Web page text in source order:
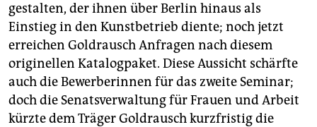
gestalten, der ihnen über Berlin hinaus als
Einstieg in den Kunstbetrieb diente; noch jetzt
erreichen Goldrausch Anfragen nach diesem
originellen Katalogpaket. Diese Aussicht schärfte
auch die Bewerberinnen für das zweite Seminar;
doch die Senatsverwaltung für Frauen und Arbeit
kürzte dem Träger Goldrausch kurzfristig die